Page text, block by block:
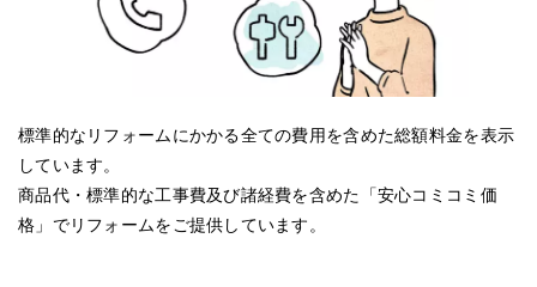
標準的なリフォームにかかる全ての費用を含めた総額料金を表示
しています。
商品代・標準的な工事費及び諸経費を含めた「安心コミコミ価
格」でリフォームをご提供しています。